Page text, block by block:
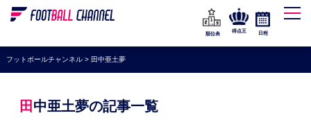
WEリーグ
海外サッカー
プレミアリーグ
ラ・リーガ
順位表
得点王 日程
フットボールチャンネル> 田中亜土夢
田中亜土夢の記事一覧